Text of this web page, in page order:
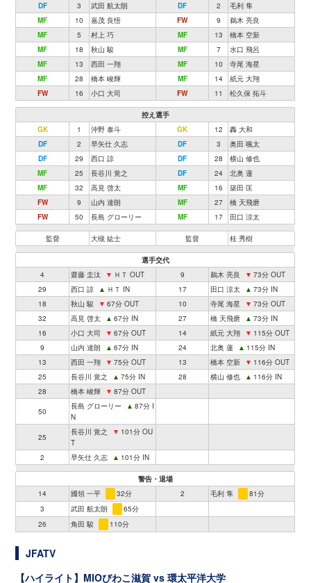
DF
3 武田 航太朗 DF 2
毛利 隼
MF
10 嘉茂 良悟 FW 9
鵜木 亮良
MF
5 村上 巧 MF 13
橋本 空新
MF
18 秋山 駿 MF 7
水口 飛呂
MF
13 西田 一翔 MF 10
寺尾 海星
MF
28 橋本 峻輝 MF 14
紙元 大翔
FW
16 小口 大司 FW 11 松久保 拓斗
控え選手
GK
1 沖野 泰斗 GK 12
轟 大和
DF
2 早矢仕 久志 DF 3
奥田 颯太
DF
29 西口 諒 DF 28
横山 修也
MF
25 長谷川 覚之 DF 24
北奥 蓮
MF
32 高見 啓太 MF 16
築田 匡
FW
9 山内 達朗 MF 27
橋 天飛磨
FW
50 長島 グローリー MF 17 田口 涼太
監督 大槻 紘士 監督 桂 秀樹
選手交代
4
齋藤 圭汰 ▼ ＨＴ OUT 9 鵜木 亮良 ▼ 73分 OUT
29
西口 諒 ▲ ＨＴ IN 17 田口 涼太 ▲ 73分 IN
18
秋山 駿 ▼ 67分 OUT 10 寺尾 海星 ▼ 73分 OUT
32
高見 啓太 ▲ 67分 IN 27 橋 天飛磨 ▲ 73分 IN
16
小口 大司 ▼ 67分 OUT 14 紙元 大翔 ▼ 115分 OUT
9
山内 達朗 ▲ 67分 IN 24 北奥 蓮 ▲ 115分 IN
13
西田 一翔 ▼ 75分 OUT 13 橋本 空新 ▼ 116分 OUT
25
長谷川 覚之 ▲ 75分 IN 28 横山 修也 ▲ 116分 IN
28
橋本 峻輝 ▼ 87分 OUT
50
長島 グローリー ▲ 87分 I
N
25
長谷川 覚之 ▼ 101分 OU
T
2
早矢仕 久志 ▲ 101分 IN
警告・退場
14
國領 一平 32分 2 毛利 隼
81分
3
武田 航太朗
65分
26
角田 駿 110分
JFATV
【ハイライト】MIOびわこ滋賀 vs 環太平洋大学